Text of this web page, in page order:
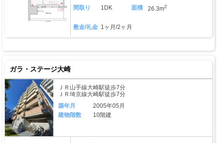
間取り 1DK 面積 26.3m2
敷金/礼金 1ヶ月/2ヶ月
ガラ・ステージ大崎
ＪＲ山手線大崎駅徒歩7分
ＪＲ埼京線大崎駅徒歩7分
築年月
2005年05月
建物階数
10階建